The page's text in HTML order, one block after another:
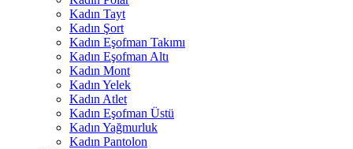
Kadın Tayt
Kadın Şort
Kadın Eşofman Takımı
Kadın Eşofman Altı
Kadın Mont
Kadın Yelek
Kadın Atlet
Kadın Eşofman Üstü
Kadın Yağmurluk
Kadın Pantolon